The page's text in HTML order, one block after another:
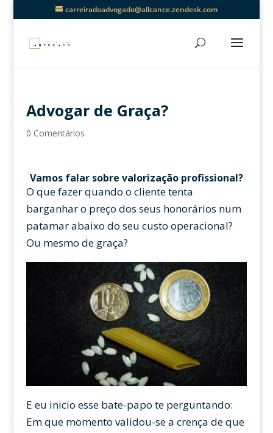
carreiradoadvogado@allcance.zendesk.com
Advogar de Graça?
0 Comentários
Vamos falar sobre valorização profissional?
O que fazer quando o cliente tenta
barganhar o preço dos seus honorários num
patamar abaixo do seu custo operacional?
Ou mesmo de graça?
E eu inicio esse bate-papo te perguntando:
Em que momento validou-se a crença de que